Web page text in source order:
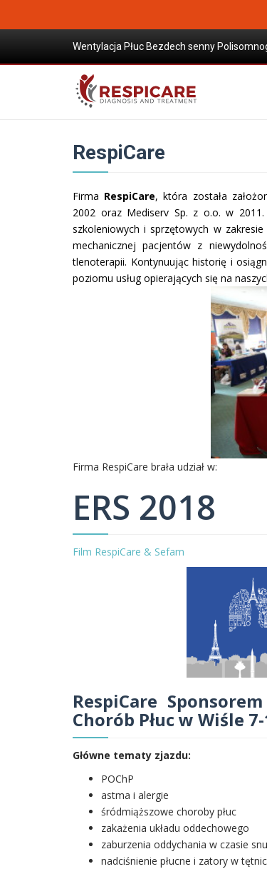
Wentylacja Płuc Bezdech senny
Wysokoprzepływowa terapia tlenem
RespiCare
RespiCare
Firma RespiCare, która została
2002 oraz Mediserv Sp. z o.o. w
szkoleniowych i sprzętowych w
mechanicznej pacjentów z
tlenoterapii. Kontynuując historię i
poziomu usług opierających się na
Firma RespiCare brała udział w:
ERS 2018
Film RespiCare & Sefam
RespiCare
Chorób Płuc w Wiśle
Główne tematy zjazdu:
POChP
astma i alergie
śródmiąższowe choroby płuc
zakażenia układu oddechowego
zaburzenia oddychania w czasie snu
nadciśnienie płucne i zatory w